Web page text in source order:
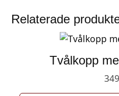
ö
Relaterade
Tvålkopp
349